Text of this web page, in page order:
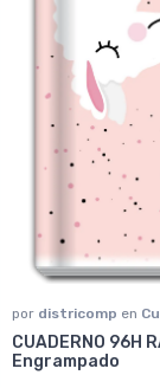
por districomp en
CUADERNO 96H
Engrampado